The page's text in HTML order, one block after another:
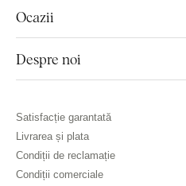
Ocazii
Despre noi
Satisfacție garantată
Livrarea și plata
Condiții de reclamație
Condiții comerciale